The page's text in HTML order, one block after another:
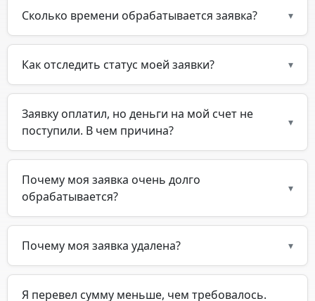
Сколько времени обрабатывается заявка? ▾
Как отследить статус моей заявки? ▾
Заявку оплатил, но деньги на мой счет не
поступили. В чем причина?
▾
Почему моя заявка очень долго
обрабатывается?
▾
Почему моя заявка удалена? ▾
Я перевел сумму меньше, чем требовалось.